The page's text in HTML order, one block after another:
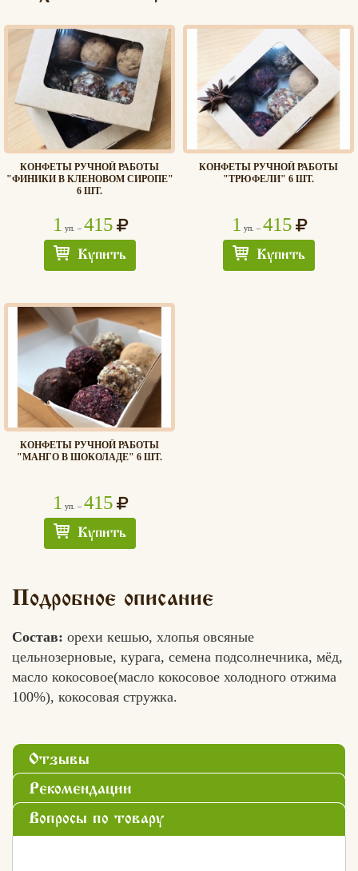
КОНФЕТЫ РУЧНОЙ РАБОТЫ
"ФИНИКИ В КЛЕНОВОМ СИРОПЕ"
6 ШТ.
1 уп. – 415
Купить
КОНФЕТЫ РУЧНОЙ РАБОТЫ
"ТРЮФЕЛИ" 6 ШТ.
1 уп. – 415
Купить
КОНФЕТЫ РУЧНОЙ РАБОТЫ
"МАНГО В ШОКОЛАДЕ" 6 ШТ.
1 уп. – 415
Купить
Подробное описание
Состав: орехи кешью, хлопья овсяные
цельнозерновые, курага, семена подсолнечника, мёд,
масло кокосовое(масло кокосовое холодного отжима
100%), кокосовая стружка.
Отзывы
Рекомендации
Вопросы по товару